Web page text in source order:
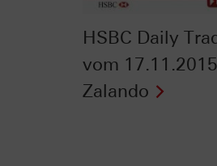
HSBC Daily
vom
Zalando